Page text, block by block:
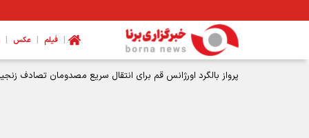
| فیلم | عکس |
پرواز بالگرد اورژانس قم برای انتقال سریع مصدومان تصادف